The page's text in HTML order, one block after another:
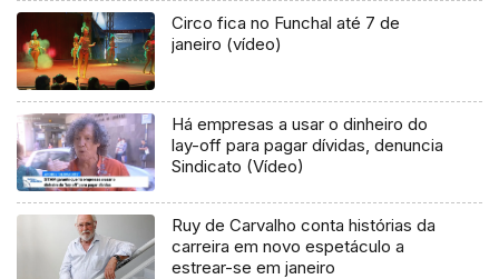
Circo fica no Funchal até 7 de
janeiro (vídeo)
Há empresas a usar o dinheiro do
lay-off para pagar dívidas, denuncia
Sindicato (Vídeo)
Ruy de Carvalho conta histórias da
carreira em novo espetáculo a
estrear-se em janeiro